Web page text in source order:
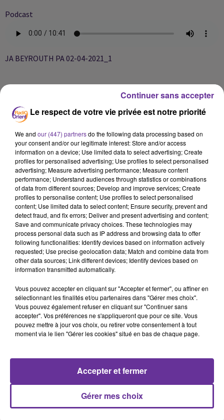
Podcast
JA BEYROUTH PA 02-04-2021_1
LA PLAYLIST
GEORGES WASSOUF
Dol Moch Habayeb
3h07
3h07
AMRO DIAB
Hekaytna Helwa 2024
3h05
3h05
MOHAMAD MOUNIR
Ana Baachak El Bahr
ÉCOUTER
MOMENT
Le respect de votre vie privée est notre priorité
We and our (447) partnersdo the following data processing based on
your consent and/or our legitimate interest: Store and/or access
information on a device; Use limited data to select advertising; Create
profiles for personalised advertising; Use profiles to select personalised
advertising; Measure advertising performance; Measure content
performance; Understand audiences through statistics or combinations
of data from different sources; Develop and improve services; Create
profiles to personalise content; Use profiles to select personalised
content; Use limited data to select content; Ensure security, prevent and
detect fraud, and fix errors; Deliver and present advertising and content;
Save and communicate privacy choices. These technologies may
process personal data such as IP address and browsing data to offer
following functionalities: Identify devices based on information actively
requested; Use precise geolocation data; Match and combine data from
other data sources; Link different devices; Identify devices based on
information transmitted automatically.
Vous pouvez accepter en cliquant sur "Accepter et fermer", ou affiner en
sélectionnant les finalités et/ou partenaires dans "Gérer mes choix".
Vous pouvez également refuser en cliquant sur "Continuer sans
accepter". Vos préférences ne s'appliqueront que pour ce site. Vous
pouvez mettre à jour vos choix, ou retirer votre consentement à tout
moment via le lien "Gérer les cookies" situé en bas de chaque page.
Gérer mes choix
Accepter et fermer
Continuer sans accepter